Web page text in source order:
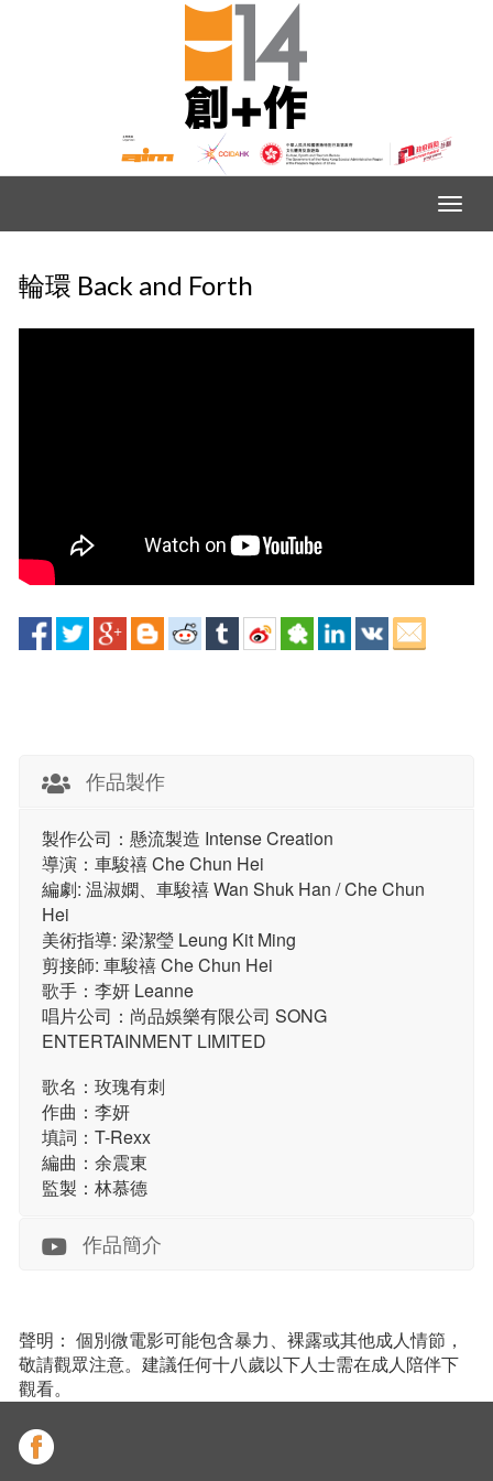
輪環 Back and Forth
作品製作
製作公司：懸流製造 Intense Creation
導演：⾞駿禧 Che Chun Hei
編劇: 温淑嫻、⾞駿禧 Wan Shuk Han / Che Chun
Hei
美術指導: 梁潔瑩 Leung Kit Ming
剪接師: ⾞駿禧 Che Chun Hei
歌手：李妍 Leanne
唱片公司：尚品娛樂有限公司 SONG
ENTERTAINMENT LIMITED
歌名：玫瑰有刺
作曲：李妍
填詞：T-Rexx
編曲：余震東
監製：林慕德
作品簡介
聲明： 個別微電影可能包含暴力、裸露或其他成人情節，
敬請觀眾注意。建議任何十八歲以下人士需在成人陪伴下
觀看。